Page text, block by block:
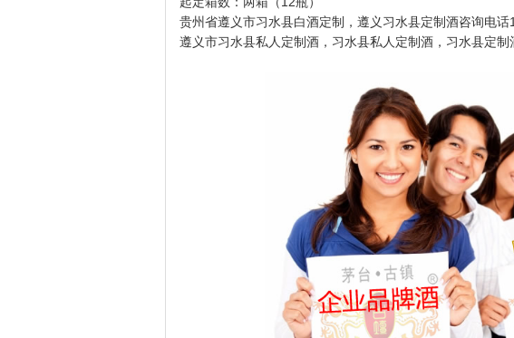
贵州省遵义市习水县白酒定制，遵义习水县定制酒咨询电
遵义市习水县私人定制酒，习水县私人定制酒，习水县定制